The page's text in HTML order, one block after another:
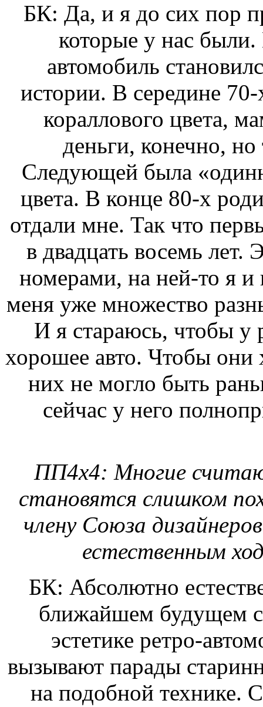
БК: Да, и я до сих пор
которые у нас
автомобиль
истории. В середине
кораллового цвета,
деньги, конечно,
Следующей была
цвета. В конце 80-х
отдали мне. Так что
в двадцать восемь
номерами, на ней-то я
меня уже множество
И я стараюсь, чтобы у
хорошее авто. Чтобы они
них не могло быть
сейчас у него
ПП4х4: Многие
становятся слишком
члену Союза
естественным
БК: Абсолютно
ближайшем будущем
эстетике ретро-
вызывают парады
на подобной технике.